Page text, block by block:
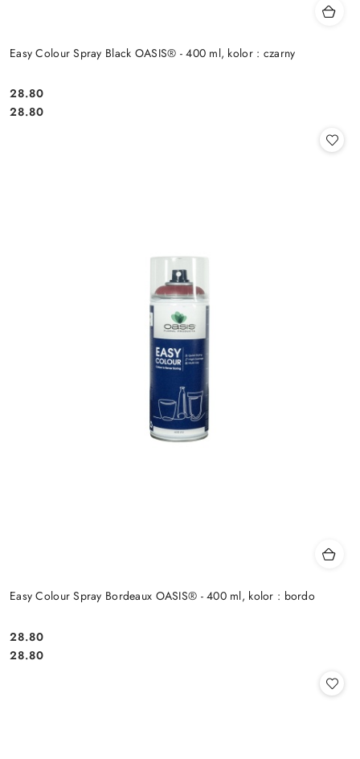
Easy Colour Spray Black OASIS® - 400 ml, kolor : czarny
Cena:
28.80
Cena:
28.80
Easy Colour Spray Bordeaux OASIS® - 400 ml, kolor : bordo
Cena:
28.80
Cena:
28.80